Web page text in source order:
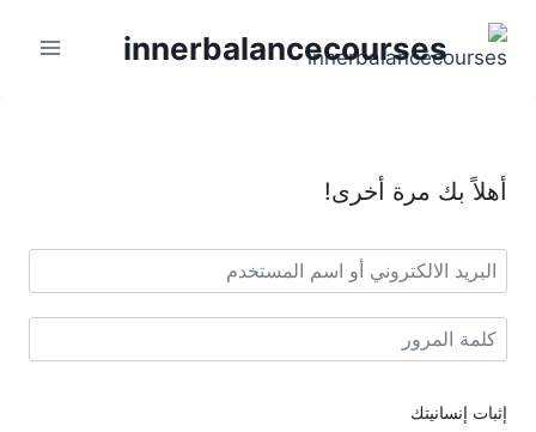
innerbalancecourses
أهلاً بك مرة أخرى!
إثبات إنسانيتك